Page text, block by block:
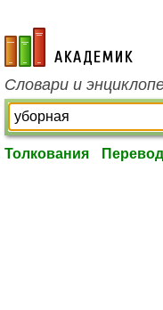
academic.ru
Словари и
Толкования